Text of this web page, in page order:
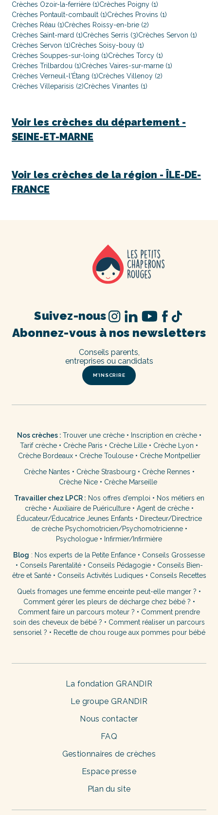
Crèches Ozoir-la-ferrière (1)Crèches Poigny (1)
Crèches Pontault-combault (1)Crèches Provins (1)
Crèches Réau (1)Crèches Roissy-en-brie (2)
Crèches Saint-mard (1)Crèches Serris (3)Crèches Servon (1)
Crèches Servon (1)Crèches Soisy-bouy (1)
Crèches Souppes-sur-loing (1)Crèches Torcy (1)
Crèches Trilbardou (1)Crèches Vaires-sur-marne (1)
Crèches Verneuil-l'Étang (1)Crèches Villenoy (2)
Crèches Villeparisis (2)Crèches Vinantes (1)
Voir les crèches du département -
SEINE-ET-MARNE
Voir les crèches de la région - ÎLE-DE-
FRANCE
Abonnez-vous à nos newsletters
M’INSCRIRE
Conseils parents,
entreprises ou candidats
Suivez-nous
Nos crèches : Trouver une crèche• Inscription en crèche•
Tarif crèche • Crèche Paris • Crèche Lille • Crèche Lyon •
Crèche Bordeaux• Crèche Toulouse• Crèche Montpellier
Crèche Nantes • Crèche Strasbourg • Crèche Rennes •
Crèche Nice • Crèche Marseille
Travailler chez LPCR : Nos offres d’emploi • Nos métiers en
crèche• Auxiliaire de Puériculture• Agent de crèche•
Éducateur/Éducatrice Jeunes Enfants • Directeur/Directrice
de crèche Psychomotricien/Psychomotricienne•
Psychologue • Infirmier/Infirmière
Blog : Nos experts de la Petite Enfance • Conseils Grossesse
• Conseils Parentalité• Conseils Pédagogie• Conseils Bien-
être et Santé• Conseils Activités Ludiques • Conseils Recettes
Quels fromages une femme enceinte peut-elle manger ? •
Comment gérer les pleurs de décharge chez bébé ? •
Comment faire un parcours moteur ? • Comment prendre
soin des cheveux de bébé ? • Comment réaliser un parcours
sensoriel ? • Recette de chou rouge aux pommes pour bébé
La fondation GRANDIR
Le groupe GRANDIR
Nous contacter
FAQ
Gestionnaires de crèches
Espace presse
Plan du site